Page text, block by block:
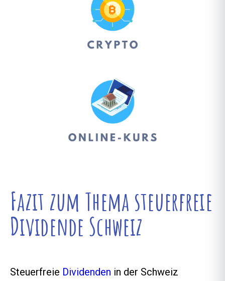
Fazit zum Thema steuerfreie
Dividende Schweiz
Steuerfreie Dividenden in der Schweiz